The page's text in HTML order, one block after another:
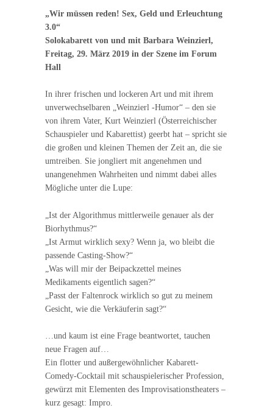
„Wir müssen reden! Sex, Geld und Erleuchtung
3.0“
Solokabarett von und mit Barbara Weinzierl,
Freitag, 29. März 2019 in der Szene im Forum
Hall
In ihrer frischen und lockeren Art und mit ihrem
unverwechselbaren „Weinzierl -Humor“ – den sie
von ihrem Vater, Kurt Weinzierl (Österreichischer
Schauspieler und Kabarettist) geerbt hat – spricht sie
die großen und kleinen Themen der Zeit an, die sie
umtreiben. Sie jongliert mit angenehmen und
unangenehmen Wahrheiten und nimmt dabei alles
Mögliche unter die Lupe:
„Ist der Algorithmus mittlerweile genauer als der
Biorhythmus?“
„Ist Armut wirklich sexy? Wenn ja, wo bleibt die
passende Casting-Show?“
„Was will mir der Beipackzettel meines
Medikaments eigentlich sagen?“
„Passt der Faltenrock wirklich so gut zu meinem
Gesicht, wie die Verkäuferin sagt?“
…und kaum ist eine Frage beantwortet, tauchen
neue Fragen auf…
Ein flotter und außergewöhnlicher Kabarett-
Comedy-Cocktail mit schauspielerischer Profession,
gewürzt mit Elementen des Improvisationstheaters –
kurz gesagt: Impro.